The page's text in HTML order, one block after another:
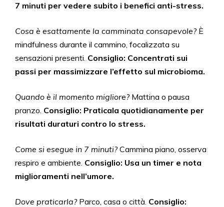
7 minuti per vedere subito i benefici anti-stress.
Cosa è esattamente la camminata consapevole?È
mindfulness durante il cammino, focalizzata su
sensazioni presenti. Consiglio: Concentrati sui
passi per massimizzare l’effetto sul microbioma.
Quando è il momento migliore?Mattina o pausa
pranzo. Consiglio: Praticala quotidianamente per
risultati duraturi contro lo stress.
Come si esegue in 7 minuti?Cammina piano, osserva
respiro e ambiente. Consiglio: Usa un timer e nota
miglioramenti nell’umore.
Dove praticarla?Parco, casa o città. Consiglio: